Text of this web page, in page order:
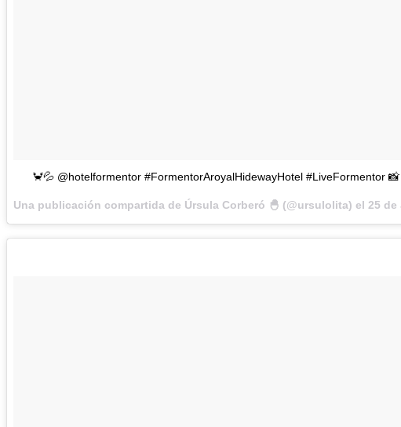
🦀💦 @hotelformentor #FormentorAroyalHidewayHotel #LiveFormentor
Una publicación compartida de Úrsula Corberó 🐣 (@ursulolita) el 25 de